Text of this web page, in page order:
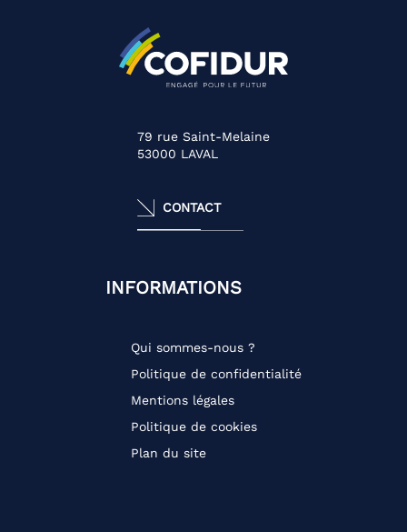
79 rue Saint-Melaine
53000 LAVAL
CONTACT
INFORMATIONS
Qui sommes-nous ?
Politique de confidentialité
Mentions légales
Politique de cookies
Plan du site